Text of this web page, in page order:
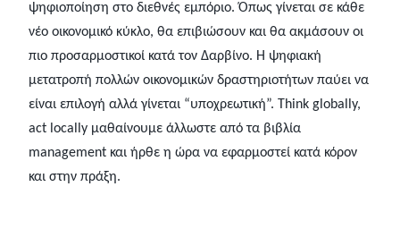
ψηφιοποίηση στο διεθνές εμπόριο. Όπως γίνεται σε κάθε
νέο οικονομικό κύκλο, θα επιβιώσουν και θα ακμάσουν οι
πιο προσαρμοστικοί κατά τον Δαρβίνο. H ψηφιακή
μετατροπή πολλών οικονομικών δραστηριοτήτων παύει να
είναι επιλογή αλλά γίνεται “υποχρεωτική”. Think globally,
act locally μαθαίνουμε άλλωστε από τα βιβλία
management και ήρθε η ώρα να εφαρμοστεί κατά κόρον
και στην πράξη.